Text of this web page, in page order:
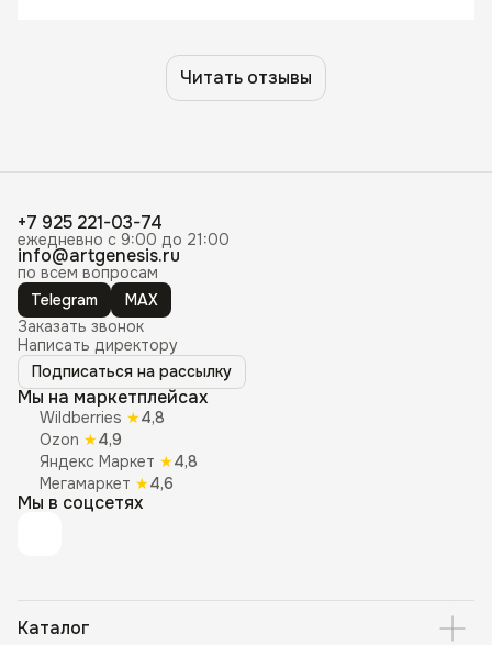
Читать отзывы
+7 925 221-03-74
ежедневно с 9:00 до 21:00
info@artgenesis.ru
по всем вопросам
Telegram
MAX
Заказать звонок
Написать директору
Подписаться на рассылку
Мы на маркетплейсах
Wildberries ★4,8
Ozon ★4,9
Яндекс Маркет ★4,8
Мегамаркет ★4,6
Мы в соцсетях
Каталог